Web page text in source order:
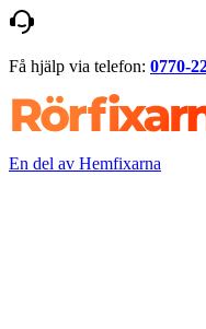
Få hjälp via telefon: 0770-
En del av Hemfixarna